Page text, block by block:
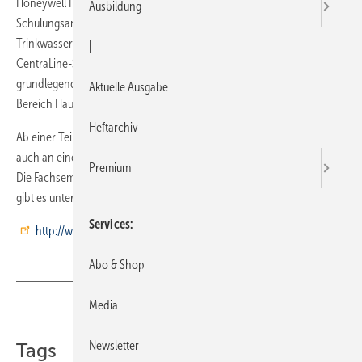
Honeywell Haustechnik bietet im Herbst und Winter 2013 wieder ein
Schulungsangebot an, das auf Themen rund um die Bereiche
Trinkwasserhygiene und Energiesparen eingeht. Erstmals sind auch
CentraLine-Seminare im Angebot enthalten. Lehrinhalte sind
grundlegendes Praxiswissen sowie die wichtigsten Neuerungen im
Bereich Haustechnik.
Ab einer Teilnehmerzahl von 15 Personen können einzelne Seminare
auch an einem gewünschten Termin vor Ort durchgeführt werden.
Die Fachseminare im Überblick sowie weitere Infos zur Anmeldung
gibt es unter
http://www.honeywell-fachseminare.de
Tags
Ausbildung
Aktuelle Ausgabe
Heftarchiv
Premium
Services
Abo & Shop
Media
Newsletter